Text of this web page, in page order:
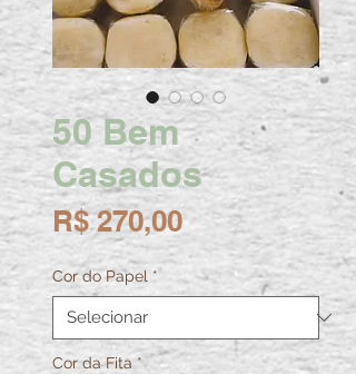
50 Bem
Casados
R$ 270,00Preço
Cor do Papel *
Cor da Fita *